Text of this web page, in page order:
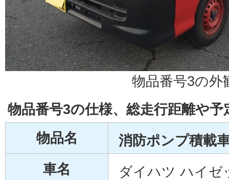
物品番号3の外
物品番号3の仕様、総走行距離や
物品名
消防ポンプ積載
車名
ダイハツ ハイゼ